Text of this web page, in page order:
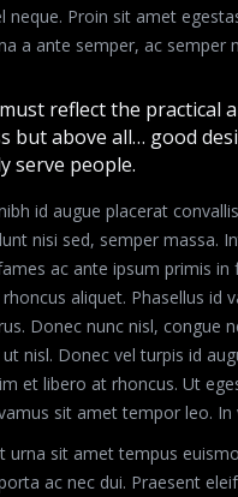
neque. Proin sit amet
a ante semper, ac semper
reflect the practical
but above all… good
serve people.
id augue placerat
nisi sed, semper massa.
ac ante ipsum primis in
aliquet. Phasellus id
Donec nunc nisl, congue
nisl. Donec vel turpis id
et libero at rhoncus. Ut
sit amet tempor leo.
urna sit amet tempus
ac nec dui. Praesent